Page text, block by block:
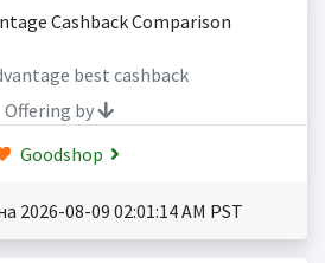
best cashback
Offering by
Goodshop
2026-08-09 02:01:14 AM PST